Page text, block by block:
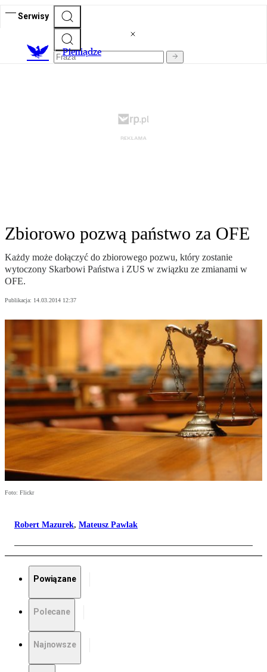
Serwisy
Pieniądze
Zbiorowo pozwą państwo za OFE
Każdy może dołączyć do zbiorowego pozwu, który zostanie
wytoczony Skarbowi Państwa i ZUS w związku ze zmianami w
OFE.
Publikacja: 14.03.2014 12:37
Foto: Flickr
Robert Mazurek, Mateusz Pawlak
Powiązane
Polecane
Najnowsze